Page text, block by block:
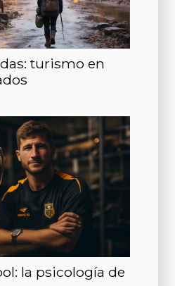
turismo en
la psicología de